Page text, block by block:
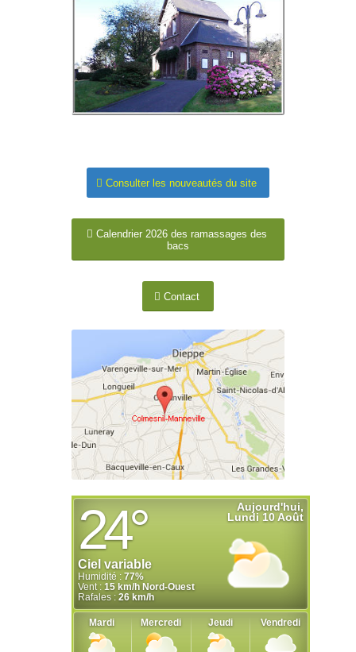
Consulter les nouveautés du site
Calendrier 2026 des ramassages des
bacs
Contact